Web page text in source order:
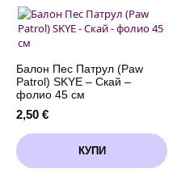
Patrol)
SKYE
фолио
30
см
+
пръчка
Балон Пес Патрул (Paw
Patrol) SKYE – Скай –
фолио 45 см
2,50 €
КУПИ